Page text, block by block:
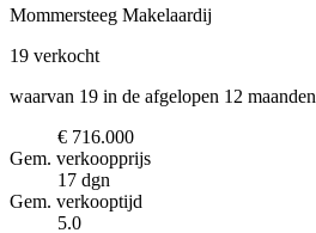
Mommersteeg Makelaardij
19 verkocht
waarvan 19 in de afgelopen 12 maanden
€ 716.000
Gem. verkoopprijs
17 dgn
Gem. verkooptijd
5.0